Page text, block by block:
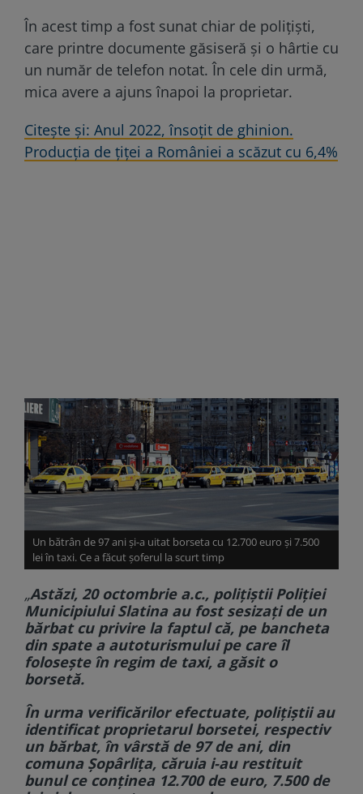
În acest timp a fost sunat chiar de polițiști,
care printre documente găsiseră și o hârtie cu
un număr de telefon notat. În cele din urmă,
mica avere a ajuns înapoi la proprietar.
Citește și: Anul 2022, însoțit de ghinion.
Producția de țiței a României a scăzut cu 6,4%
Un bătrân de 97 ani și-a uitat borseta cu 12.700 euro și 7.500
lei în taxi. Ce a făcut șoferul la scurt timp
„Astăzi, 20 octombrie a.c., polițiștii Poliției
Municipiului Slatina au fost sesizați de un
bărbat cu privire la faptul că, pe bancheta
din spate a autoturismului pe care îl
folosește în regim de taxi, a găsit o
borsetă.
În urma verificărilor efectuate, polițiștii au
identificat proprietarul borsetei, respectiv
un bărbat, în vârstă de 97 de ani, din
comuna Șopârlița, căruia i-au restituit
bunul ce conținea 12.700 de euro, 7.500 de